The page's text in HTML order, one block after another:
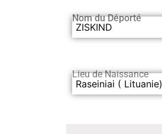
Nom du Déporté
ZISKIND
Lieu de Naissance
Raseiniai ( Lituanie)